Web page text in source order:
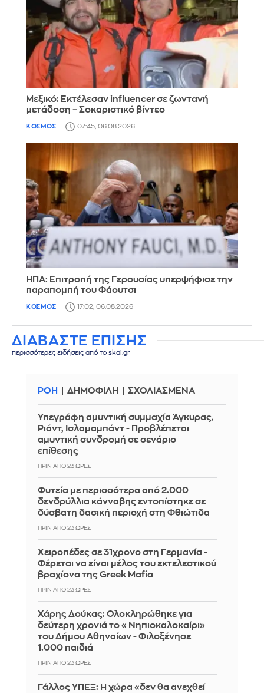
Μεξικό: Εκτέλεσαν influencer σε ζωντανή
μετάδοση – Σοκαριστικό βίντεο
ΚΟΣΜΟΣ 07:45, 06.08.2026
ΗΠΑ: Επιτροπή της Γερουσίας υπερψήφισε την
παραπομπή του Φάουτσι
ΚΟΣΜΟΣ 17:02, 06.08.2026
ΔΙΑΒΑΣΤΕ ΕΠΙΣΗΣ
περισσότερες ειδήσεις από το skai.gr
ΡΟΗ ΔΗΜΟΦΙΛΗ ΣΧΟΛΙΑΣΜΕΝΑ
Υπεγράφη αμυντική συμμαχία Άγκυρας,
Ριάντ, Ισλαμαμπάντ - Προβλέπεται
αμυντική συνδρομή σε σενάριο
επίθεσης
ΠΡΙΝ ΑΠΌ 23 ΏΡΕΣ
Φυτεία με περισσότερα από 2.000
δενδρύλλια κάνναβης εντοπίστηκε σε
δύσβατη δασική περιοχή στη Φθιώτιδα
ΠΡΙΝ ΑΠΌ 23 ΏΡΕΣ
Χειροπέδες σε 31χρονο στη Γερμανία -
Φέρεται να είναι μέλος του εκτελεστικού
βραχίονα της Greek Mafia
ΠΡΙΝ ΑΠΌ 23 ΏΡΕΣ
Χάρης Δούκας: Ολοκληρώθηκε για
δεύτερη χρονιά το «Νηπιοκαλοκαίρι»
του Δήμου Αθηναίων - Φιλοξένησε
1.000 παιδιά
ΠΡΙΝ ΑΠΌ 23 ΏΡΕΣ
Γάλλος ΥΠΕΞ: Η χώρα «δεν θα ανεχθεί